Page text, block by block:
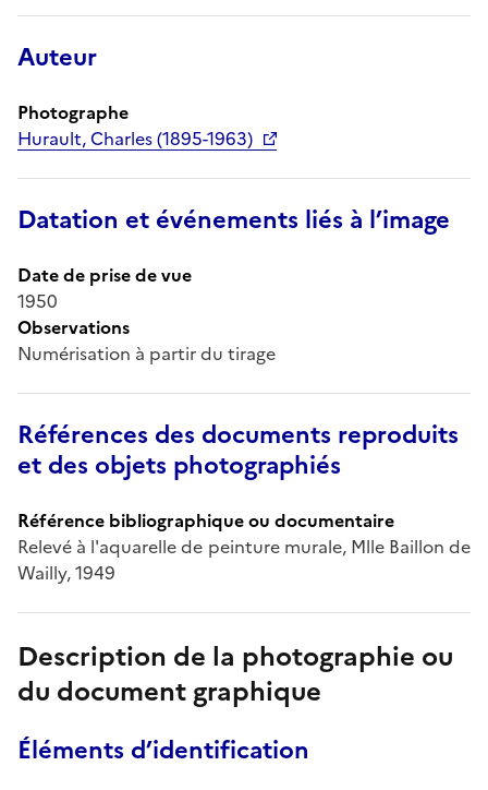
Auteur
Photographe
Hurault, Charles (1895-1963)
Datation et événements liés à l’image
Date de prise de vue
1950
Observations
Numérisation à partir du tirage
Références des documents reproduits
et des objets photographiés
Référence bibliographique ou documentaire
Relevé à l'aquarelle de peinture murale, Mlle Baillon de
Wailly, 1949
Description de la photographie ou
du document graphique
Éléments d’identification